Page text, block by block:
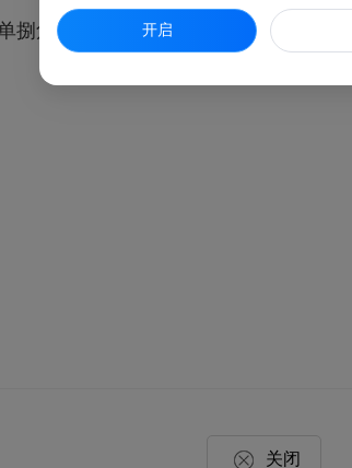
为每单捌角壹分（￥0.81元）。
关闭
开启